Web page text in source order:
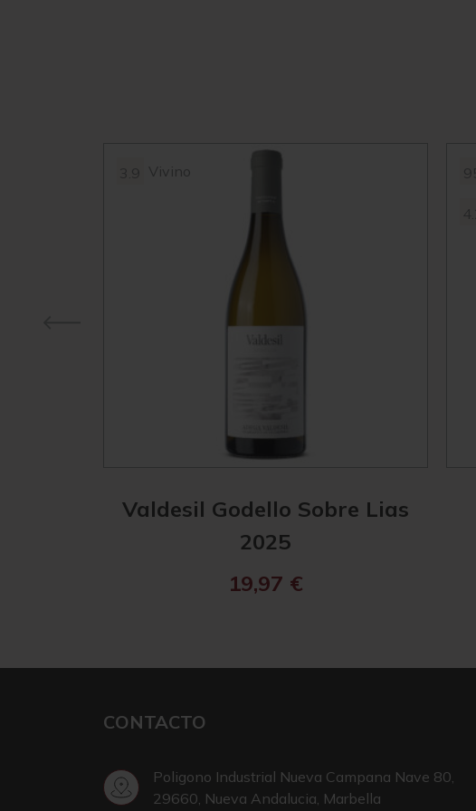
Vivino
Valdesil Godello Sobre Lias
2025
19,97 €
CONTACTO
Poligono Industrial Nueva Campana Nave 80,
29660, Nueva Andalucia, Marbella